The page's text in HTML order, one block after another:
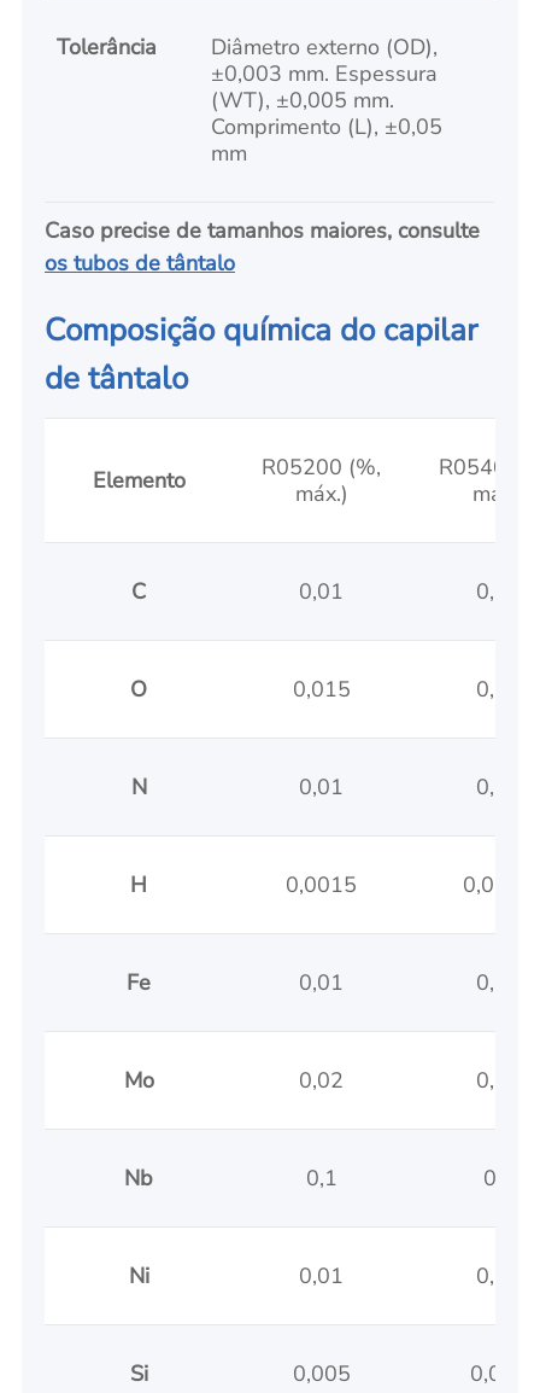
Tolerância
Diâmetro externo (OD),
±0,003 mm. Espessura
(WT), ±0,005 mm.
Comprimento (L), ±0,05
mm
Caso precise de tamanhos maiores, consulte
os tubos de tântalo
Composição química do capilar
de tântalo
Elemento
R05200 (%,
máx.)
R05400
máx.)
C 0,01 0,01
O 0,015 0,03
N 0,01 0,01
H 0,0015 0,0015
Fe 0,01 0,01
Mo 0,02 0,02
Nb 0,1 0,1
Ni 0,01 0,01
Si 0,005 0,005